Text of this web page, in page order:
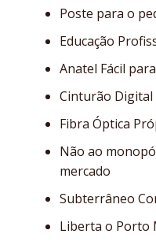
Poste para o
Educação
Anatel Fácil
Cinturão Digital
Fibra Óptica
Não ao
mercado
Subterrâneo
Liberta o Porto